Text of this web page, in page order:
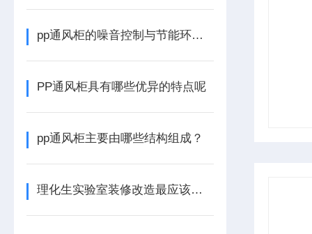
pp通风柜的噪音控制与节能环保的关系
PP通风柜具有哪些优异的特点呢
pp通风柜主要由哪些结构组成？
理化生实验室装修改造最应该注意的事项